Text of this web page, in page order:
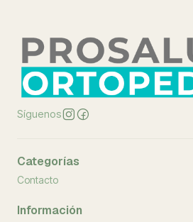
Síguenos
Categorías
Contacto
Información